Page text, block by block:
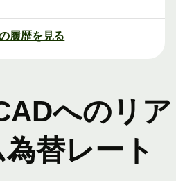
履歴を見る
へのリア
替レート